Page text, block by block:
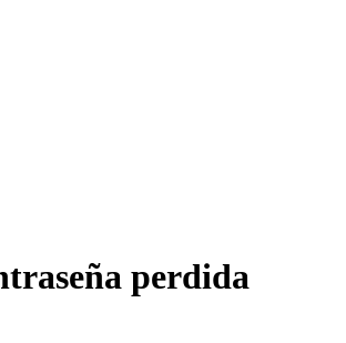
perdida